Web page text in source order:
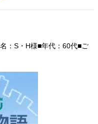
：S・H様■年代：60代■ご